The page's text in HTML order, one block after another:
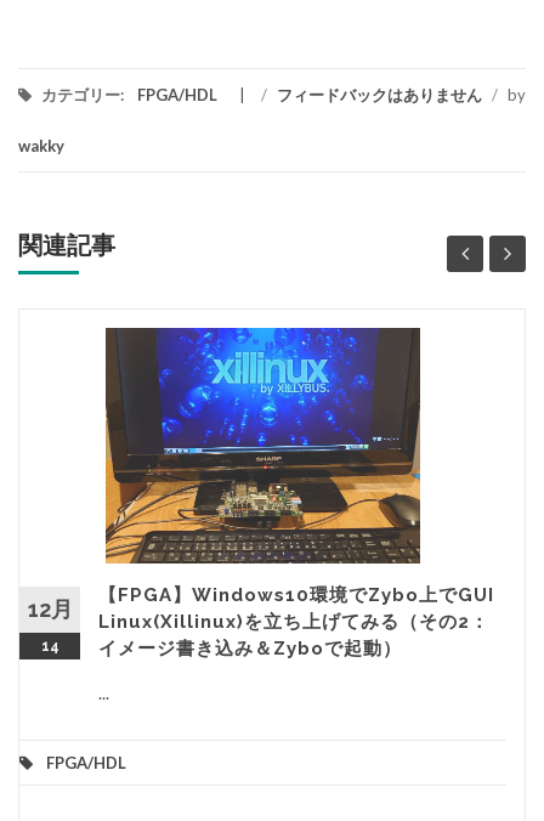
カテゴリー: FPGA/HDL / フィードバックはありません / by
wakky
関連記事
12月
14
【FPGA】Windows10環境でZybo上でGUI
Linux(Xillinux)を立ち上げてみる（その2：
イメージ書き込み＆Zyboで起動）
...
FPGA/HDL